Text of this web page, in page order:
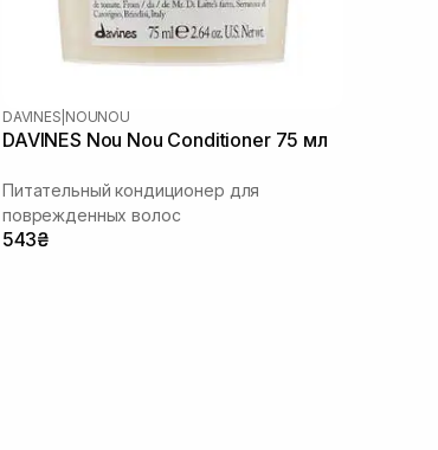
DAVINES NOUNOU
DAVINES Nou Nou Conditioner 75 мл
Питательный кондиционер для
поврежденных волос
543₴